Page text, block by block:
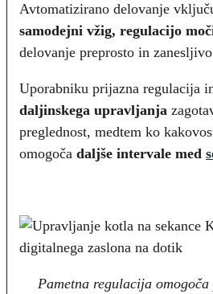
Avtomatizirano delovanje
samodejni vžig, regulacijo
delovanje preprosto in
Uporabniku prijazna regulacija
daljinskega upravljanja
preglednost, medtem ko
omogoča daljše intervale med
Pametna regulacija